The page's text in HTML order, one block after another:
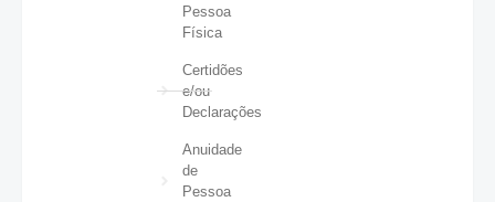
Pessoa
Física
Certidões
e/ou
Declarações
Anuidade
de
Pessoa